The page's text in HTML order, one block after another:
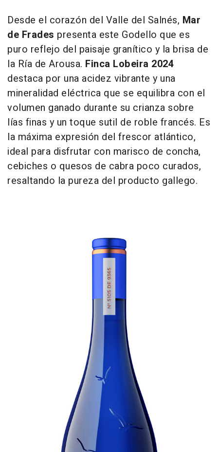
Desde el corazón del Valle del Salnés, Mar
de Frades presenta este Godello que es
puro reflejo del paisaje granítico y la brisa de
la Ría de Arousa. Finca Lobeira 2024
destaca por una acidez vibrante y una
mineralidad eléctrica que se equilibra con el
volumen ganado durante su crianza sobre
lías finas y un toque sutil de roble francés. Es
la máxima expresión del frescor atlántico,
ideal para disfrutar con marisco de concha,
cebiches o quesos de cabra poco curados,
resaltando la pureza del producto gallego.